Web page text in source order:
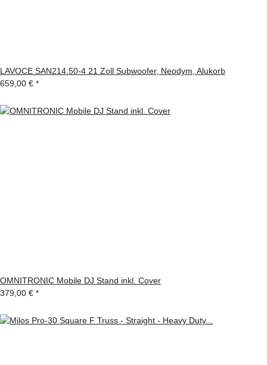
LAVOCE SAN214.50-4 21 Zoll Subwoofer, Neodym, Alukorb
659,00 € *
OMNITRONIC Mobile DJ Stand inkl. Cover
379,00 € *